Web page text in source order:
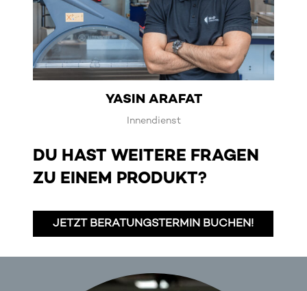
YASIN ARAFAT
Innendienst
DU HAST WEITERE FRAGEN
ZU EINEM PRODUKT?
JETZT BERATUNGSTERMIN BUCHEN!